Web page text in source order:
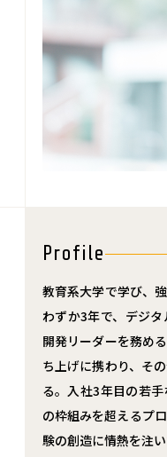
Profile
教育系大学で学び、
わずか3年で、デジ
開発リーダーを務め
ち上げに携わり、そ
る。入社3年目の若
の枠組みを超えるプ
験の創造に情熱を注い